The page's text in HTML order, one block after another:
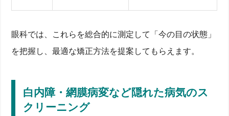
眼科では、これらを総合的に測定して「今の目の状態」
を把握し、最適な矯正方法を提案してもらえます。
白内障・網膜病変など隠れた病気のス
クリーニング